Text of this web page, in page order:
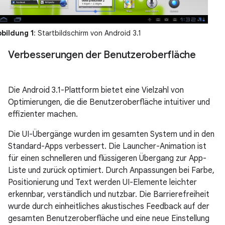
1: Startbildschirm von Android 3.1
Verbesserungen der Benutzeroberfläche
Die Android 3.1-Plattform bietet eine Vielzahl von
Optimierungen, die die Benutzeroberfläche intuitiver und
effizienter machen.
Die UI-Übergänge wurden im gesamten System und in den
Standard-Apps verbessert. Die Launcher-Animation ist
für einen schnelleren und flüssigeren Übergang zur App-
Liste und zurück optimiert. Durch Anpassungen bei Farbe,
Positionierung und Text werden UI-Elemente leichter
erkennbar, verständlich und nutzbar. Die Barrierefreiheit
wurde durch einheitliches akustisches Feedback auf der
gesamten Benutzeroberfläche und eine neue Einstellung